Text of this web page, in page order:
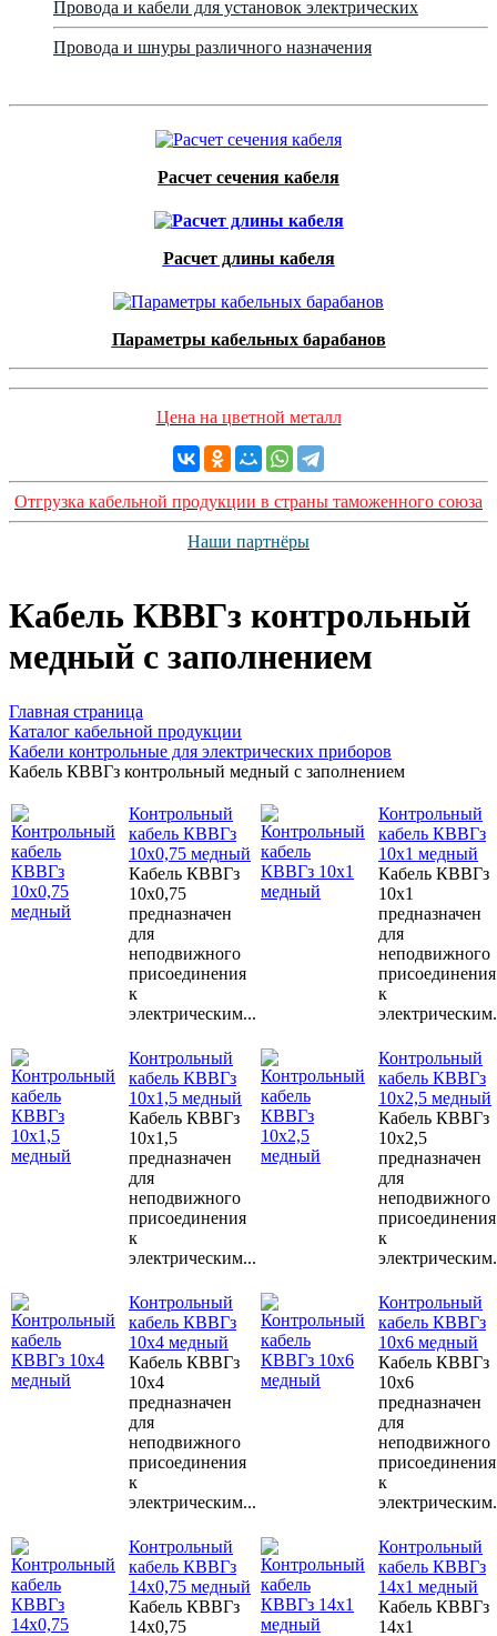
Провода и кабели для установок электрических
Провода и шнуры различного назначения
Расчет сечения кабеля
Расчет длины кабеля
Параметры кабельных барабанов
Цена на цветной металл
Отгрузка кабельной продукции в страны таможенного союза
Наши партнёры
Кабель КВВГз контрольный
медный с заполнением
Главная страница
Каталог кабельной продукции
Кабели контрольные для электрических приборов
Кабель КВВГз контрольный медный с заполнением
Контрольный
кабель КВВГз
10х0,75 медный
Кабель КВВГз
10х0,75
предназначен
для
неподвижного
присоединения
к
электрическим...
Контрольный
кабель КВВГз
10х1 медный
Кабель КВВГз
10х1
предназначен
для
неподвижного
присоединения
к
Контрольный
кабель КВВГз
10х1,5 медный
Кабель КВВГз
10х1,5
предназначен
для
неподвижного
присоединения
к
электрическим...
Контрольный
кабель КВВГз
10х2,5 медный
Кабель КВВГз
10х2,5
предназначен
для
неподвижного
присоединения
к
Контрольный
кабель КВВГз
10х4 медный
Кабель КВВГз
10х4
предназначен
для
неподвижного
присоединения
к
электрическим...
Контрольный
кабель КВВГз
10х6 медный
Кабель КВВГз
10х6
предназначен
для
неподвижного
присоединения
к
Контрольный
кабель КВВГз
14х0,75 медный
Кабель КВВГз
14х0,75
Контрольный
кабель КВВГз
14х1 медный
Кабель КВВГз
14х1